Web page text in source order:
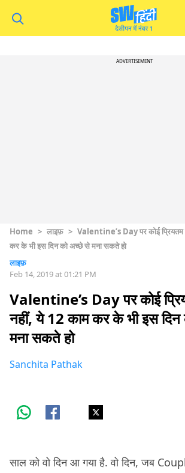
ADVERTISEMENT
Home > लाइफ़ > Valentine’s Day पर कोई प्रियतम
कर के भी इस दिन को अच्छे से मना सकते हो
लाइफ़
Feb 14, 2019 at 01:21 PM
Valentine’s Day पर कोई
नहीं, ये 12 काम कर के भी इस
मना सकते हो
Sanchita Pathak
साल को वो दिन आ गया है. वो दिन, जब